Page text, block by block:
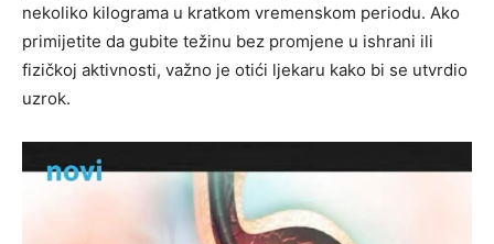
nekoliko kilograma u kratkom vremenskom periodu. Ako
primijetite da gubite težinu bez promjene u ishrani ili
fizičkoj aktivnosti, važno je otići ljekaru kako bi se utvrdio
uzrok.